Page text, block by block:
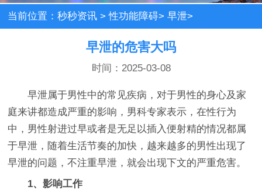
当前位置：秒秒资讯 >性功能障碍>早泄>
早泄的危害大吗
时间：2025-03-08
早泄属于男性中的常见疾病，对于男性的身心及家
庭来讲都造成严重的影响，男科专家表示，在性行为
中，男性射进过早或者是无足以插入便射精的情况都属
于早泄，随着生活节奏的加快，越来越多的男性出现了
早泄的问题，不注重早泄，就会出现下文的严重危害。
1、影响工作